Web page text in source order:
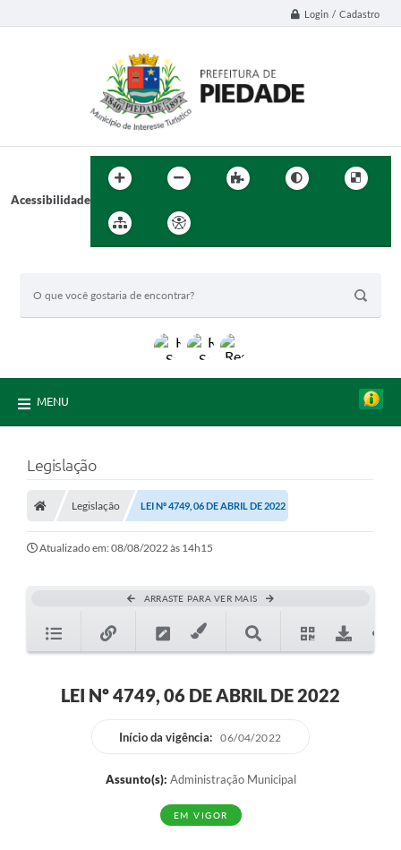
Login / Cadastro
Acessibilidade
MENU
Legislação
Legislação LEI Nº 4749, 06 DE ABRIL DE 2022
Atualizado em: 08/08/2022 às 14h15
ARRASTE PARA VER MAIS
LEI Nº 4749, 06 DE ABRIL DE 2022
Início da vigência: 06/04/2022
Assunto(s): Administração Municipal
EM VIGOR